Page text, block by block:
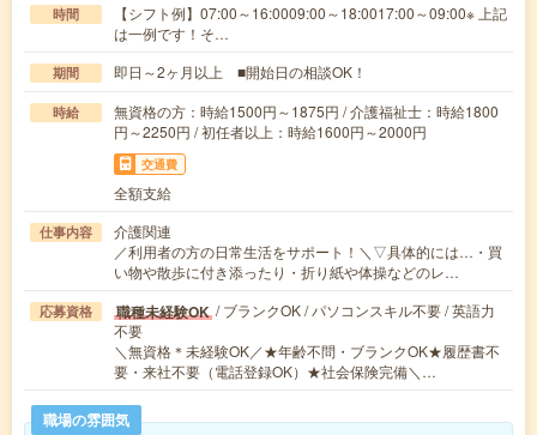
時間
【シフト例】07:00～16:0009:00～18:0017:00～09:00※ 上記
は一例です！そ…
期間 即日～2ヶ月以上 ■開始日の相談OK！
時給
無資格の方：時給1500円～1875円 / 介護福祉士：時給1800
円～2250円 / 初任者以上：時給1600円～2000円
交通費
全額支給
仕事内容
介護関連
／利用者の方の日常生活をサポート！＼▽具体的には…・買
い物や散歩に付き添ったり・折り紙や体操などのレ…
応募資格 職種未経験OK / ブランクOK / パソコンスキル不要 / 英語力
不要
＼無資格＊未経験OK／★年齢不問・ブランクOK★履歴書不
要・来社不要（電話登録OK）★社会保険完備＼…
職場の雰囲気